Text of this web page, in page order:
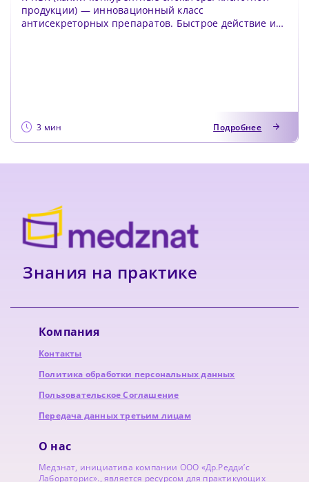
продукции) — инновационный класс
антисекреторных препаратов. Быстрое действие и
3 мин Подробнее
Знания на практике
Компания
Контакты
Политика обработки персональных данных
Пользовательское Соглашение
Передача данных третьим лицам
О нас
Медзнат, инициатива компании ООО «Др.Редди’с
Лабораторис»., является ресурсом для практикующих